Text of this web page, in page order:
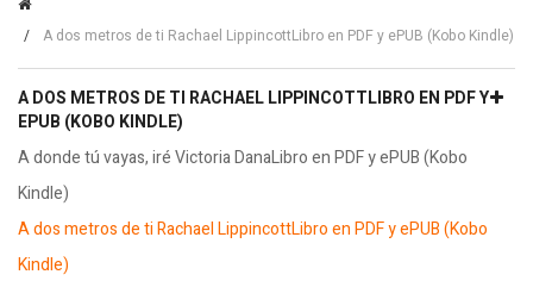
A dos metros de ti Rachael LippincottLibro en PDF y ePUB (Kobo Kindle)
A DOS METROS DE TI RACHAEL LIPPINCOTTLIBRO EN PDF Y
EPUB (KOBO KINDLE)
A donde tú vayas, iré Victoria DanaLibro en PDF y ePUB (Kobo
Kindle)
A dos metros de ti Rachael LippincottLibro en PDF y ePUB (Kobo
Kindle)